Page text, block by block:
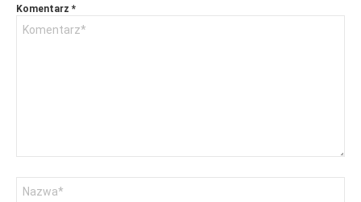
Komentarz *